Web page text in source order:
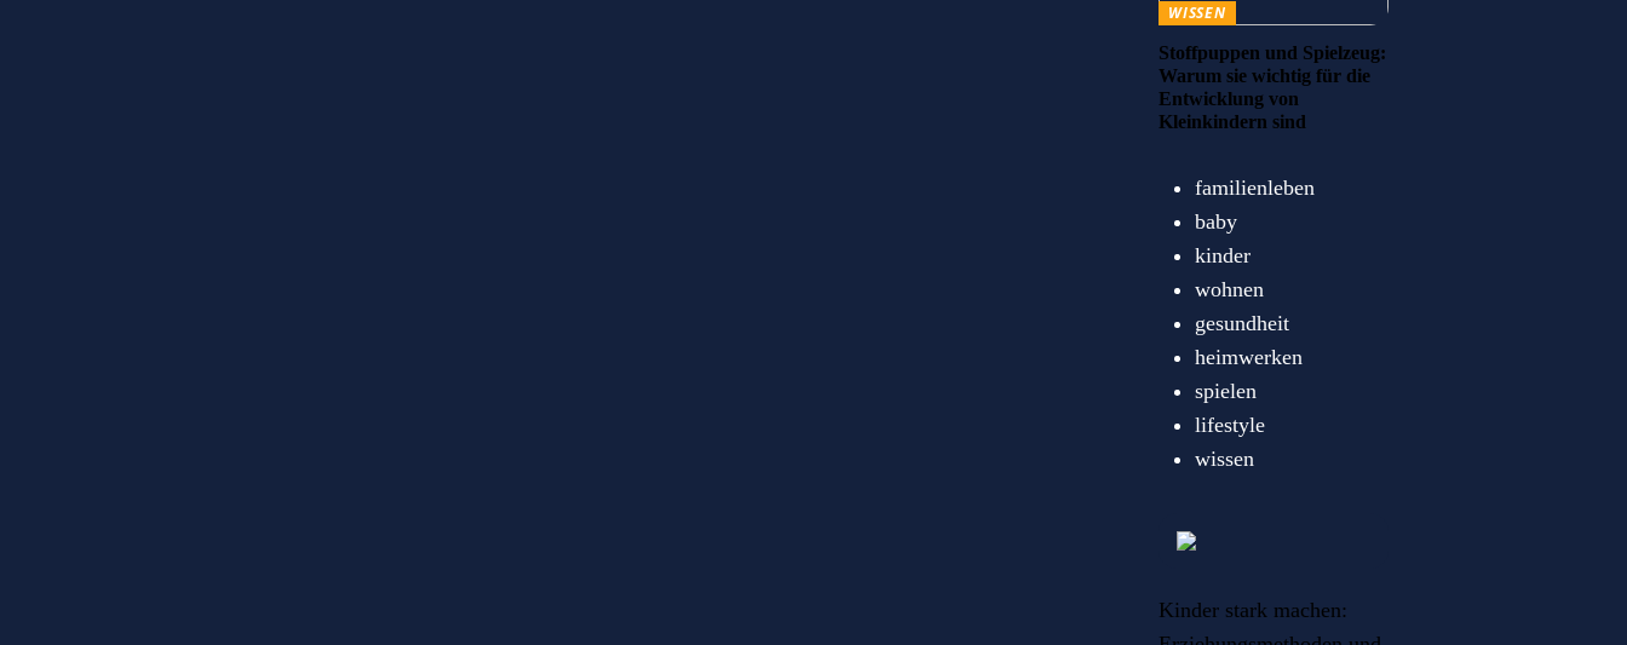
WISSEN
Stoffpuppen und Spielzeug:
Warum sie wichtig für die
Entwicklung von
Kleinkindern sind
familienleben
baby
kinder
wohnen
gesundheit
heimwerken
spielen
lifestyle
wissen
Kinder stark machen: